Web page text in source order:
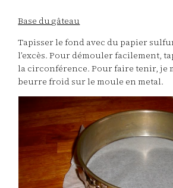
Base du gâteau
Tapisser le fond avec du papier
l’excès. Pour démouler facilement,
la circonférence. Pour faire tenir, je
beurre froid sur le moule en metal.